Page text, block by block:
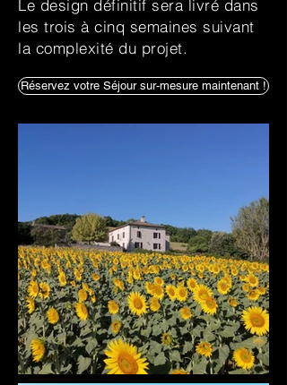
Le design définitif sera livré dans
les trois à cinq semaines suivant
la complexité du projet.
Réservez votre Séjour sur-mesure maintenant !